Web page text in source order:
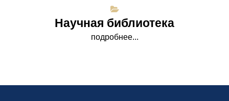
Научная библиотека
подробнее...